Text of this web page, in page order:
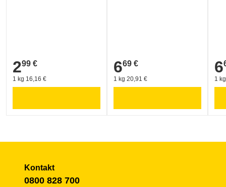
2,99 €
299 €
1 kg 16,16 €
6,69 €
669 €
1 kg 20,91 €
6
1
Kontakt
0800 828 700